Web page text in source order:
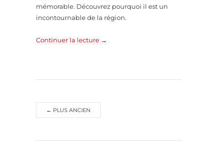
mémorable. Découvrez pourquoi il est un
incontournable de la région.
Continuer la lecture →
← PLUS ANCIEN